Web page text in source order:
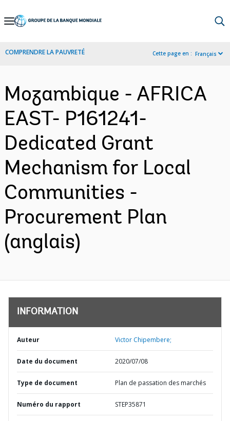
Skip
Navigation
COMPRENDRE LA PAUVRETÉ Cette page en : Français
Mozambique - AFRICA
EAST- P161241-
Dedicated Grant
Mechanism for Local
Communities -
Procurement Plan
(anglais)
INFORMATION
Auteur Victor Chipembere;
Date du document 2020/07/08
Type de document Plan de passation des marchés
Numéro du rapport STEP35871